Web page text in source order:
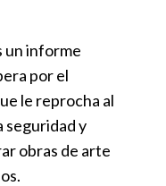
un informe
por el
le reprocha al
seguridad y
obras de arte